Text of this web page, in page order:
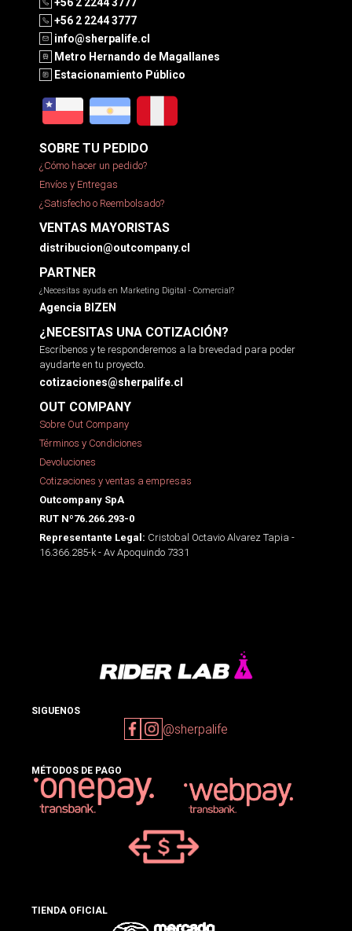
+56 2 2244 3777
info@sherpalife.cl
Metro Hernando de Magallanes
Estacionamiento Público
SOBRE TU PEDIDO
¿Cómo hacer un pedido?
Envíos y Entregas
¿Satisfecho o Reembolsado?
VENTAS MAYORISTAS
distribucion@outcompany.cl
PARTNER
¿Necesitas ayuda en Marketing Digital - Comercial?
Agencia BIZEN
¿NECESITAS UNA COTIZACIÓN?
Escríbenos y te responderemos a la brevedad para poder
ayudarte en tu proyecto.
cotizaciones@sherpalife.cl
OUT COMPANY
Sobre Out Company
Términos y Condiciones
Devoluciones
Cotizaciones y ventas a empresas
Outcompany SpA
RUT Nº76.266.293-0
Representante Legal: Cristobal Octavio Alvarez Tapia -
16.366.285-k - Av Apoquindo 7331
SIGUENOS
@sherpalife
MÉTODOS DE PAGO
TIENDA OFICIAL